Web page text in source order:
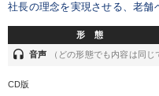
社長の理念を実現させる、老舗
形 態
headset 音声 （どの形態でも内容は同じ
CD版